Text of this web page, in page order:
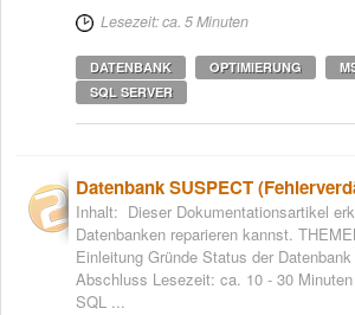
Lesezeit: ca. 5 Minuten
DATENBANK OPTIMIERUNG
SQL SERVER
Inhalt: Dieser Dokumentationsartikel
Datenbanken reparieren kannst.
Einleitung Gründe Status der
Abschluss Lesezeit: ca. 10 - 30
SQL ...